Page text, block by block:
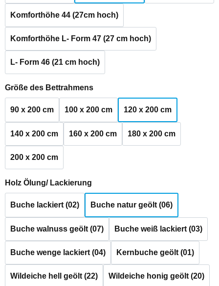
Komforthöhe 44 (27cm hoch)
Komforthöhe L- Form 47 (27 cm hoch)
L- Form 46 (21 cm hoch)
Größe des Bettrahmensauswählen
90 x 200 cm 100 x 200 cm 120 x 200 cm
140 x 200 cm 160 x 200 cm 180 x 200 cm
200 x 200 cm
Holz Ölung/ Lackierung
Buche lackiert (02) Buche natur geölt (06)
Buche walnuss geölt (07) Buche weiß lackiert (03)
Buche wenge lackiert (04) Kernbuche geölt (01)
Wildeiche hell geölt (22) Wildeiche honig geölt (20)